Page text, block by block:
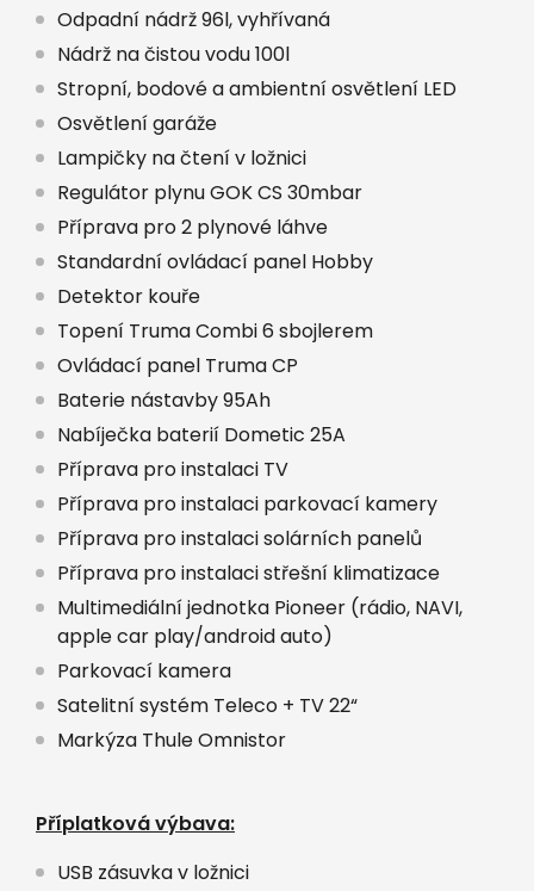
Odpadní nádrž 96l, vyhřívaná
Nádrž na čistou vodu 100l
Stropní, bodové a ambientní osvětlení LED
Osvětlení garáže
Lampičky na čtení v ložnici
Regulátor plynu GOK CS 30mbar
Příprava pro 2 plynové láhve
Standardní ovládací panel Hobby
Detektor kouře
Topení Truma Combi 6 sbojlerem
Ovládací panel Truma CP
Baterie nástavby 95Ah
Nabíječka baterií Dometic 25A
Příprava pro instalaci TV
Příprava pro instalaci parkovací kamery
Příprava pro instalaci solárních panelů
Příprava pro instalaci střešní klimatizace
Multimediální jednotka Pioneer (rádio, NAVI,
apple car play/android auto)
Parkovací kamera
Satelitní systém Teleco + TV 22“
Markýza Thule Omnistor
Příplatková výbava:
USB zásuvka v ložnici